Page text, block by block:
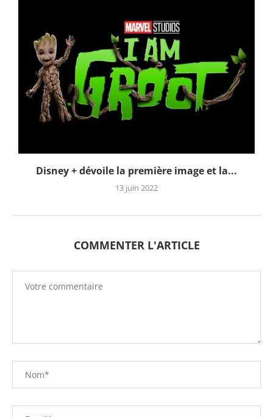
Disney + dévoile la première image et la...
13 juin 2022
COMMENTER L'ARTICLE